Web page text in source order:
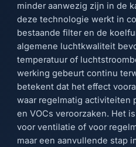
minder aanwezig zijn in de
deze technologie werkt in
bestaande filter en de
algemene luchtkwaliteit
temperatuur of
werking gebeurt continu
betekent dat het effect
waar regelmatig activiteiten
en VOCs veroorzaken. Het
voor ventilatie of voor
maar een aanvullende stap